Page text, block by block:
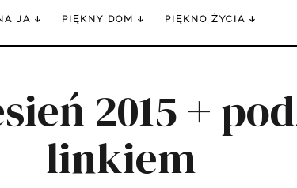
JA PIĘKNY DOM PIĘKNO ŻYCIA
2015 +
linkiem